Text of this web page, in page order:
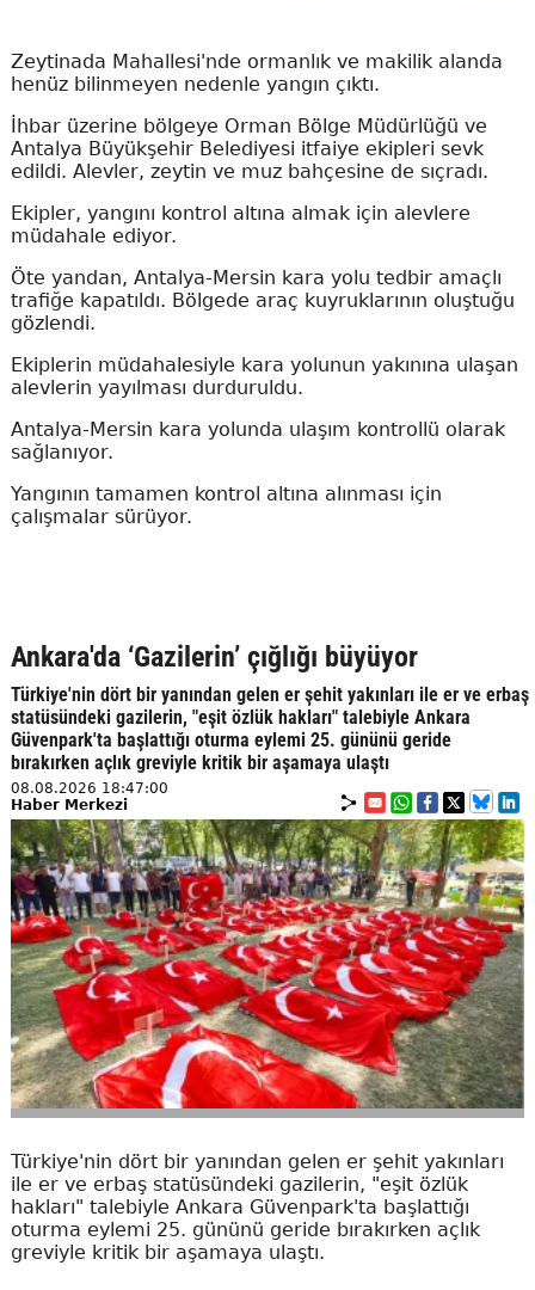
Zeytinada Mahallesi'nde ormanlık ve makilik alanda
henüz bilinmeyen nedenle yangın çıktı.
İhbar üzerine bölgeye Orman Bölge Müdürlüğü ve
Antalya Büyükşehir Belediyesi itfaiye ekipleri sevk
edildi. Alevler, zeytin ve muz bahçesine de sıçradı.
Ekipler, yangını kontrol altına almak için alevlere
müdahale ediyor.
Öte yandan, Antalya-Mersin kara yolu tedbir amaçlı
trafiğe kapatıldı. Bölgede araç kuyruklarının oluştuğu
gözlendi.
Ekiplerin müdahalesiyle kara yolunun yakınına ulaşan
alevlerin yayılması durduruldu.
Antalya-Mersin kara yolunda ulaşım kontrollü olarak
sağlanıyor.
Yangının tamamen kontrol altına alınması için
çalışmalar sürüyor.
Ankara'da ‘Gazilerin’ çığlığı büyüyor
Türkiye'nin dört bir yanından gelen er şehit yakınları ile er ve erbaş
statüsündeki gazilerin, "eşit özlük hakları" talebiyle Ankara
Güvenpark'ta başlattığı oturma eylemi 25. gününü geride
bırakırken açlık greviyle kritik bir aşamaya ulaştı
08.08.2026 18:47:00
Haber Merkezi
Türkiye'nin dört bir yanından gelen er şehit yakınları
ile er ve erbaş statüsündeki gazilerin, "eşit özlük
hakları" talebiyle Ankara Güvenpark'ta başlattığı
oturma eylemi 25. gününü geride bırakırken açlık
greviyle kritik bir aşamaya ulaştı.